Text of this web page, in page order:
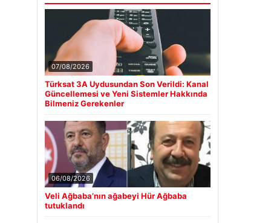
07/08/2026
Türksat 3A Uydusundan Son Verildi: Kanal
Güncellemesi ve Yeni Sistemler Hakkında
Bilmeniz Gerekenler
06/08/2026
Veli Ağbaba’nın ağabeyi Hür Ağbaba
tutuklandı